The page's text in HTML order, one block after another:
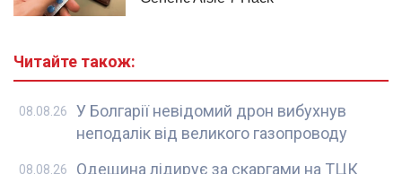
Читайте також:
У Болгарії невідомий дрон вибухнув
неподалік від великого газопроводу
08.08.26
Одещина лідирує за скаргами на ТЦК
08.08.26